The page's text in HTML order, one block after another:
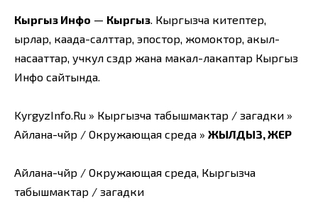
Кыргыз Инфо — Кыргыз . Кыргызча китептер,
ырлар, каада-салттар, эпостор, жомоктор, акыл-
насааттар, учкул сөздөр жана макал-лакаптар Кыргыз
Инфо сайтында.
KyrgyzInfo.Ru » Кыргызча табышмактар / загадки »
Айлана-чөйрө / Окружающая среда » ЖЫЛДЫЗ, ЖЕР
Айлана-чөйрө / Окружающая среда, Кыргызча
табышмактар / загадки